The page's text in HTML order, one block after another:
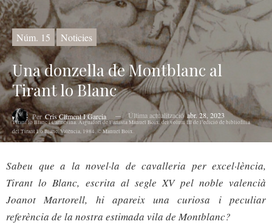
Núm. 15 Noticies
Una donzella de Montblanc al
Tirant lo Blanc
PerCris Climent I Garcia Última actualitzacióabr. 28, 2023
Tirant lo Blanc i Carmesina. Aiguafort de l’artista Manuel Boix, del volum III de l’edició de bibliofília
del Tirant Lo Blanc. València, 1984. © Manuel Boix.
Sabeu que a la novel·la de cavalleria per excel·lència,
Tirant lo Blanc, escrita al segle XV pel noble valencià
Joanot Martorell, hi apareix una curiosa i peculiar
referència de la nostra estimada vila de Montblanc?